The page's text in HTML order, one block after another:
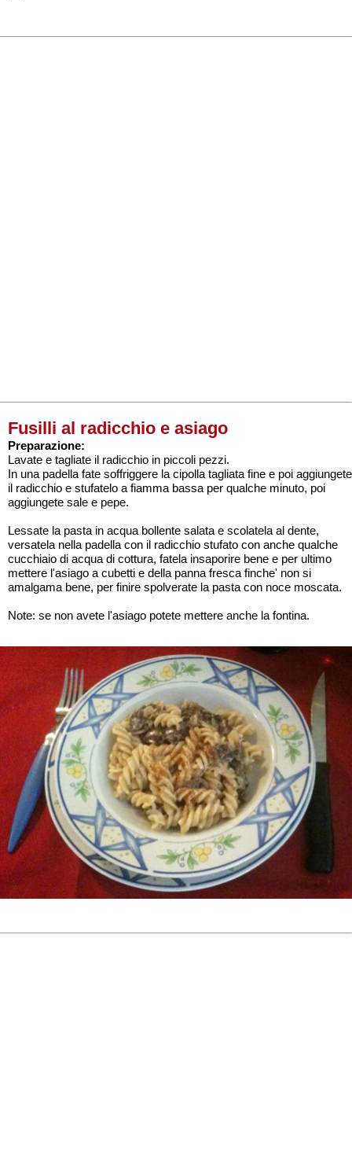
Fusilli al radicchio e asiago
Preparazione:
Lavate e tagliate il radicchio in piccoli pezzi.
In una padella fate soffriggere la cipolla tagliata fine e poi aggiungete
il radicchio e stufatelo a fiamma bassa per qualche minuto, poi
aggiungete sale e pepe.
Lessate la pasta in acqua bollente salata e scolatela al dente,
versatela nella padella con il radicchio stufato con anche qualche
cucchiaio di acqua di cottura, fatela insaporire bene e per ultimo
mettere l'asiago a cubetti e della panna fresca finche' non si
amalgama bene, per finire spolverate la pasta con noce moscata.
Note: se non avete l'asiago potete mettere anche la fontina.